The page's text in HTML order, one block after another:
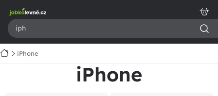
obsah
DomůiPhone
iPhone